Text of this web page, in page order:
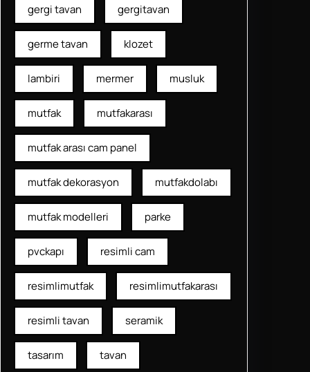
gergi tavan gergitavan
germe tavan klozet
lambiri mermer musluk
mutfak mutfakarası
mutfak arası cam panel
mutfak dekorasyon mutfakdolabı
mutfak modelleri parke
pvckapı resimli cam
resimlimutfak resimlimutfakarası
resimli tavan seramik
tasarım tavan